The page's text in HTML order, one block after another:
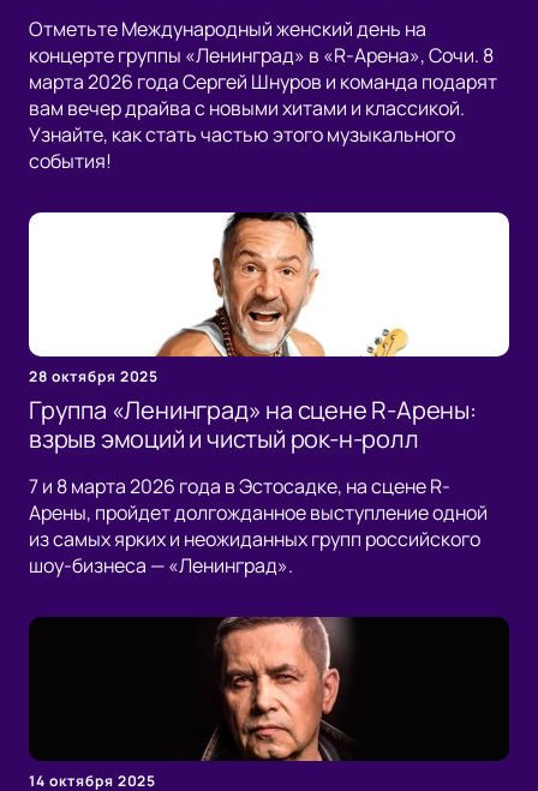
Отметьте Международный женский день на
концерте группы «Ленинград» в «R-Арена», Сочи. 8
марта 2026 года Сергей Шнуров и команда подарят
вам вечер драйва с новыми хитами и классикой.
Узнайте, как стать частью этого музыкального
события!
28 октября 2025
Группа «Ленинград» на сцене R-Арены:
взрыв эмоций и чистый рок-н-ролл
7 и 8 марта 2026 года в Эстосадке, на сцене R-
Арены, пройдет долгожданное выступление одной
из самых ярких и неожиданных групп российского
шоу-бизнеса — «Ленинград».
14 октября 2025